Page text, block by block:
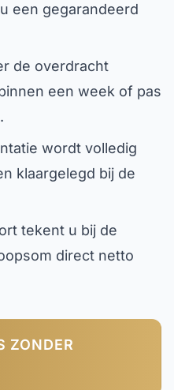
een gegarandeerd
de overdracht
een week of pas
wordt volledig
klaargelegd bij de
tekent u bij de
direct netto
ZONDER